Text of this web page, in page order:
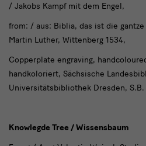
/ Jakobs Kampf mit dem Engel,
from: / aus: Biblia, das ist die
Martin Luther, Wittenberg 1534,
Copperplate engraving,
handkoloriert, Sächsische
Universitätsbibliothek Dresden,
Knowlegde Tree / Wissensbaum